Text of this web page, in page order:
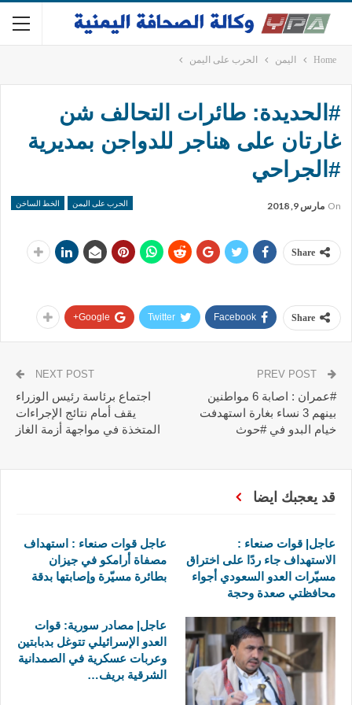
Home اليمن الحرب على اليمن
#الحديدة: طائرات التحالف شن
غارتان على هناجر للدواجن بمديرية
#الجراحي
الحرب على اليمن الخط الساخن On مارس 9, 2018
Share
Share
Facebook
Twitter
Google+
#عمران : اصابة 6 مواطنين
بينهم 3 نساء بغارة استهدفت
خيام البدو في #حوث
NEXT POST
اجتماع برئاسة رئيس الوزراء
يقف أمام نتائج الإجراءات
المتخذة في مواجهة أزمة الغاز
قد يعجبك ايضا
عاجل| قوات صنعاء :
الاستهداف جاء ردًا على اختراق
مسيّرات العدو السعودي أجواء
محافظتي صعدة وحجة
عاجل قوات صنعاء : استهداف
مصفاة أرامكو في جيزان
بطائرة مسيّرة وإصابتها بدقة
عاجل| مصادر سورية: قوات
العدو الإسرائيلي تتوغل بدبابتين
وعربات عسكرية في الصمدانية
الشرقية بريف…